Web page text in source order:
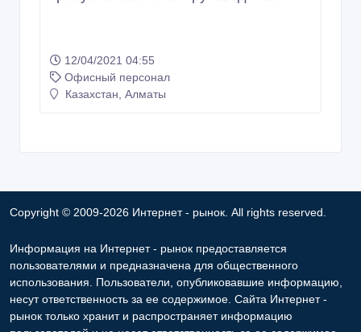
12/04/2021 04:55
Офисный персонал
Казахстан, Алматы
Copyright © 2009-2026 Интернет - рынок. All rights reserved.
Информация на Интернет - рынок предоставляется
пользователями и предназначена для общественного
использования. Пользователи, опубликовавшие информацию,
несут ответственность за ее содержимое. Сайта Интернет -
рынок только хранит и распространяет информацию